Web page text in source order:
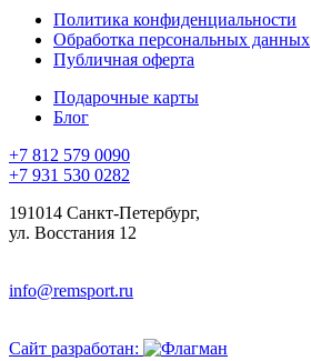
Политика конфиденциальности
Обработка персональных данных
Публичная оферта
Подарочные карты
Блог
+7 812 579 0090
+7 931 530 0282
191014 Санкт-Петербург,
ул. Восстания 12
info@remsport.ru
Сайт разработан: